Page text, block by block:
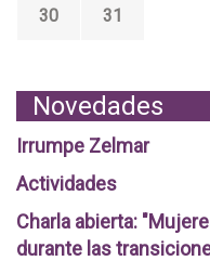
30
31
Novedades
Irrumpe Zelmar
Actividades
Charla abierta:
durante las